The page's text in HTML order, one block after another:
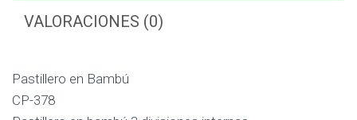
VALORACIONES (0)
Pastillero en Bambú
CP-378